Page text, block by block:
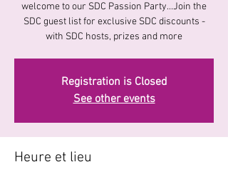
welcome to our SDC Passion Party...Join the
SDC guest list for exclusive SDC discounts -
with SDC hosts, prizes and more
Registration is Closed
See other events
Heure et lieu